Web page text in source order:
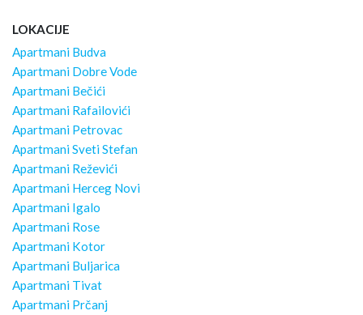
LOKACIJE
Apartmani Budva
Apartmani Dobre Vode
Apartmani Bečići
Apartmani Rafailovići
Apartmani Petrovac
Apartmani Sveti Stefan
Apartmani Reževići
Apartmani Herceg Novi
Apartmani Igalo
Apartmani Rose
Apartmani Kotor
Apartmani Buljarica
Apartmani Tivat
Apartmani Prčanj